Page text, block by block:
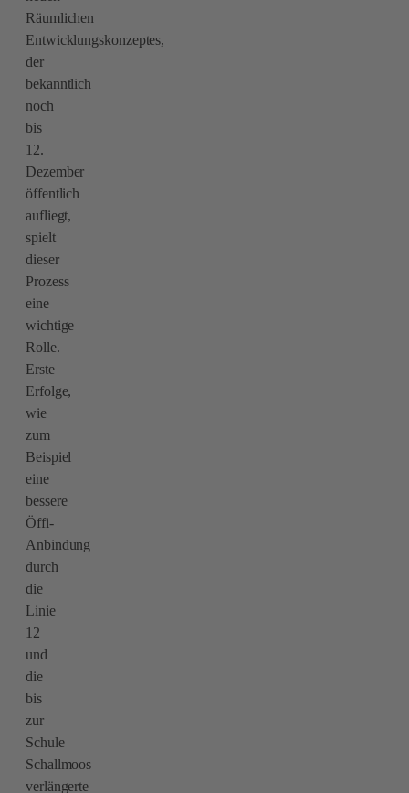
Räumlichen
Entwicklungskonzeptes,
der
bekanntlich
noch
bis
12.
Dezember
öffentlich
aufliegt,
spielt
dieser
Prozess
eine
wichtige
Rolle.
Erste
Erfolge,
wie
zum
Beispiel
eine
bessere
Öffi-
Anbindung
durch
die
Linie
12
und
die
bis
zur
Schule
Schallmoos
verlängerte